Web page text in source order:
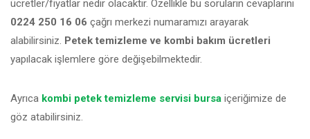
ücretler/fiyatlar nedir olacaktır. Özellikle bu soruların cevaplarını
0224 250 16 06 çağrı merkezi numaramızı arayarak
alabilirsiniz. Petek temizleme ve kombi bakım ücretleri
yapılacak işlemlere göre değişebilmektedir.
Ayrıca kombi petek temizleme servisi bursa içeriğimize de
göz atabilirsiniz.